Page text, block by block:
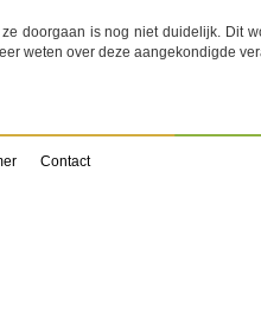
doorgaan is nog niet duidelijk. Dit
weten over deze aangekondigde
Contact